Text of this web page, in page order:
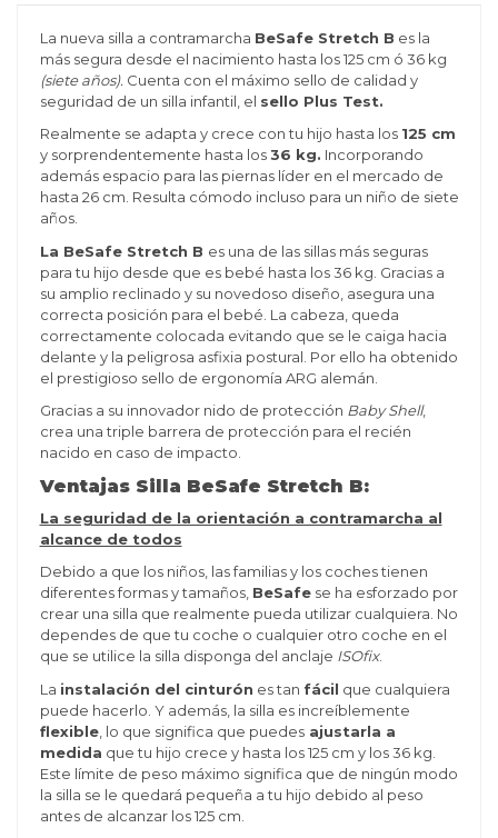
La nueva silla a contramarcha BeSafe Stretch B es la
más segura desde el nacimiento hasta los 125 cm ó 36 kg
(siete años). Cuenta con el máximo sello de calidad y
seguridad de un silla infantil, el sello Plus Test.
Realmente se adapta y crece con tu hijo hasta los 125 cm
y sorprendentemente hasta los36 kg. Incorporando
además espacio para las piernas líder en el mercado de
hasta 26 cm. Resulta cómodo incluso para un niño de siete
años.
La BeSafe Stretch B es una de las sillas más seguras
para tu hijo desde que es bebé hasta los 36 kg. Gracias a
su amplio reclinado y su novedoso diseño, asegura una
correcta posición para el bebé. La cabeza, queda
correctamente colocada evitando que se le caiga hacia
delante y la peligrosa asfixia postural. Por ello ha obtenido
el prestigioso sello de ergonomía ARG alemán.
Gracias a su innovador nido de protección Baby Shell,
crea una triple barrera de protección para el recién
nacido en caso de impacto.
Ventajas Silla BeSafe Stretch B:
La seguridad de la orientación a contramarcha al
alcance de todos
Debido a que los niños, las familias y los coches tienen
diferentes formas y tamaños, BeSafese ha esforzado por
crear una silla que realmente pueda utilizar cualquiera. No
dependes de que tu coche o cualquier otro coche en el
que se utilice la silla disponga del anclaje ISOfix.
La instalación del cinturón es tan fácil que cualquiera
puede hacerlo. Y además, la silla es increíblemente
flexible, lo que significa que puedesajustarla a
medida que tu hijo crece y hasta los 125 cm y los 36 kg.
Este límite de peso máximo significa que de ningún modo
la silla se le quedará pequeña a tu hijo debido al peso
antes de alcanzar los 125 cm.